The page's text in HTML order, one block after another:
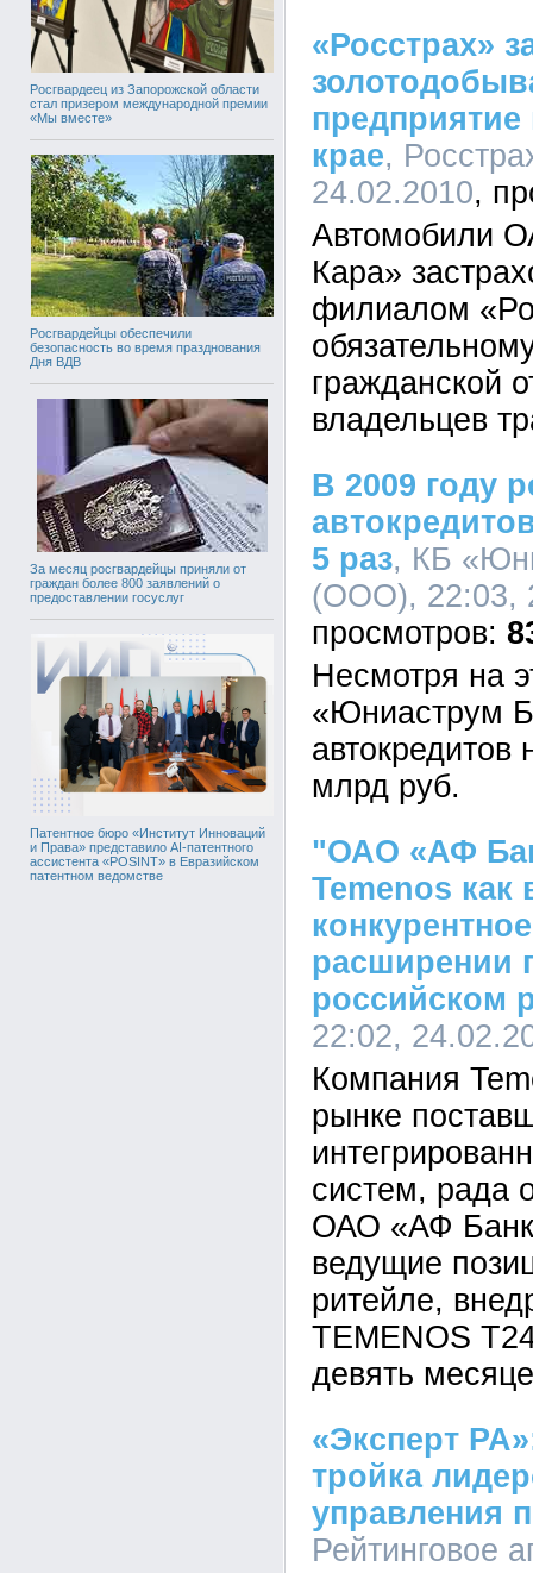
Росгвардеец из Запорожской области
стал призером международной премии
«Мы вместе»
Росгвардейцы обеспечили
безопасность во время празднования
Дня ВДВ
За месяц росгвардейцы приняли от
граждан более 800 заявлений о
предоставлении госуслуг
Патентное бюро «Институт Инноваций
и Права» представило AI-патентного
ассистента «POSINT» в Евразийском
патентном ведомстве
«Росстрах»
крае,
24.02.2010
Автомобили
Кара»
филиалом
гражданской
владельцев
В 2009 году
5 раз, КБ
(ООО), 22:03,
Несмотря на
«Юниаструм
млрд руб.
"ОАО «АФ
Temenos как
расширении
российском
22:02,
Компания
рынке
систем, рада
ОАО «АФ
ведущие
ритейле,
TEMENOS
девять
«Эксперт
тройка
управления
Рейтинговое